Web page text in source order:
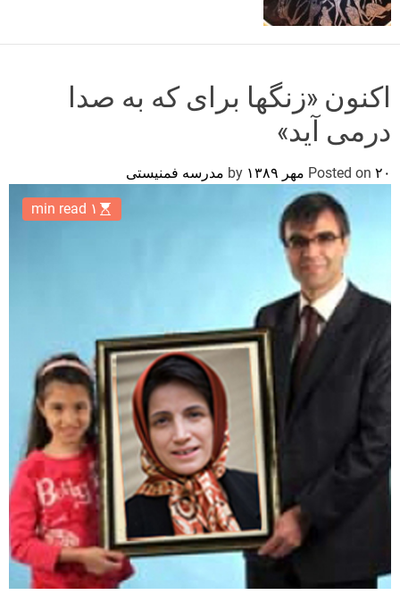
e
اکنون «زنگها برای که به صدا
درمی آید»
Posted on ۲۰ مهر ۱۳۸۹ مدرسه فمنیستی
۱ min read